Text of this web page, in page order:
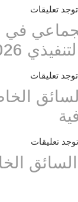
توجد تعليقات
في
2026
توجد تعليقات
توجد تعليقات